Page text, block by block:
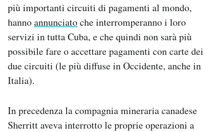
più importanti circuiti di pagamenti al mondo,
hannoannunciatoche interromperanno i loro
servizi in tutta Cuba, e che quindi non sarà più
possibile fare o accettare pagamenti con carte dei
due circuiti (le più diffuse in Occidente, anche in
Italia).
In precedenza la compagnia mineraria canadese
Sherritt aveva interrotto le proprie operazioni a